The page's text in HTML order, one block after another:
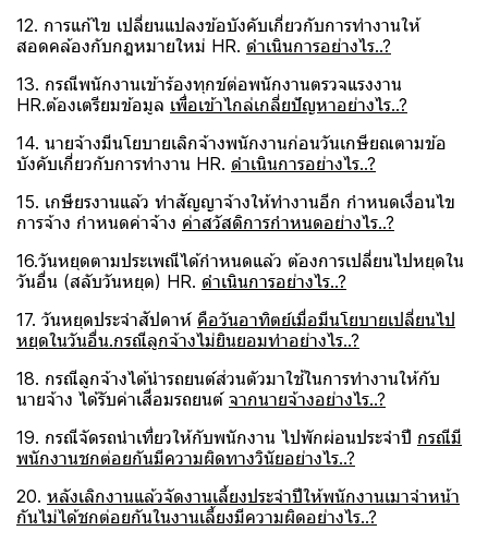
12. การแก้ไข เปลี่ยนแปลงข้อบังคับเกี่ยวกับการทำงานให้
สอดคล้องกับกฎหมายใหม่ HR. ดำเนินการอย่างไร..?
13. กรณีพนักงานเข้าร้องทุกข์ต่อพนักงานตรวจแรงงาน
HR.ต้องเตรียมข้อมูล เพื่อเข้าไกล่เกลี่ยปัญหาอย่างไร..?
14. นายจ้างมีนโยบายเลิกจ้างพนักงานก่อนวันเกษียณตามข้อ
บังคับเกี่ยวกับการทำงาน HR. ดำเนินการอย่างไร..?
15. เกษียรงานแล้ว ทำสัญญาจ้างให้ทำงานอีก กำหนดเงื่อนไข
การจ้าง กำหนดค่าจ้าง ค่าสวัสดิการกำหนดอย่างไร..?
16.วันหยุดตามประเพณีได้กำหนดแล้ว ต้องการเปลี่ยนไปหยุดใน
วันอื่น (สลับวันหยุด) HR. ดำเนินการอย่างไร..?
17. วันหยุดประจำสัปดาห์ คือวันอาทิตย์เมื่อมีนโยบายเปลี่ยนไป
หยุดในวันอื่น.กรณีลูกจ้างไม่ยินยอมทำอย่างไร..?
18. กรณีลูกจ้างได้นำรถยนต์ส่วนตัวมาใช้ในการทำงานให้กับ
นายจ้าง ได้รับค่าเสื่อมรถยนต์ จากนายจ้างอย่างไร..?
19. กรณีจัดรถนำเที่ยวให้กับพนักงาน ไปพักผ่อนประจำปี กรณีมี
พนักงานชกต่อยกันมีความผิดทางวินัยอย่างไร..?
20. หลังเลิกงานแล้วจัดงานเลี้ยงประจำปีให้พนักงานเมาจำหน้า
กันไม่ได้ชกต่อยกันในงานเลี้ยงมีความผิดอย่างไร..?